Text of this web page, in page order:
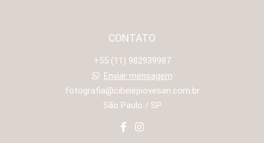
CONTATO
+55 (11) 982939987
Enviar mensagem
fotografia@cibelepiovesan.com.br
São Paulo / SP